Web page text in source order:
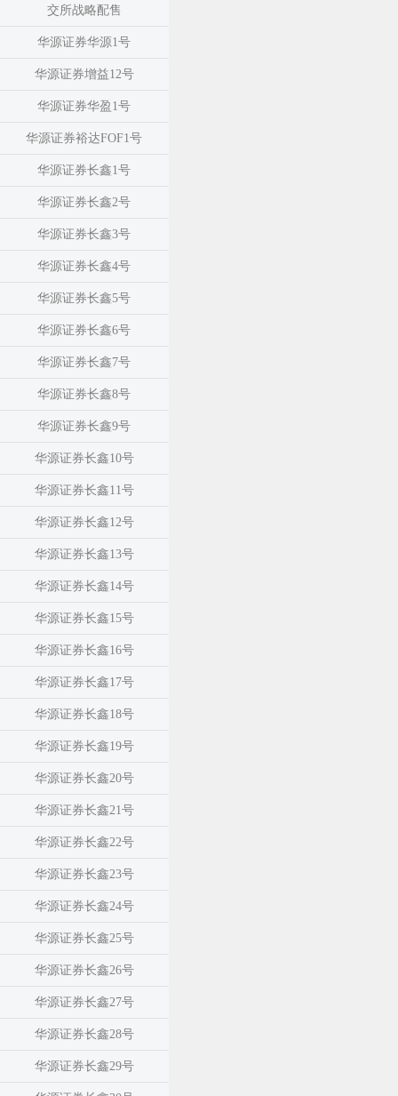
交所战略配售
华源证券华源1号
华源证券增益12号
华源证券华盈1号
华源证券裕达FOF1号
华源证券长鑫1号
华源证券长鑫2号
华源证券长鑫3号
华源证券长鑫4号
华源证券长鑫5号
华源证券长鑫6号
华源证券长鑫7号
华源证券长鑫8号
华源证券长鑫9号
华源证券长鑫10号
华源证券长鑫11号
华源证券长鑫12号
华源证券长鑫13号
华源证券长鑫14号
华源证券长鑫15号
华源证券长鑫16号
华源证券长鑫17号
华源证券长鑫18号
华源证券长鑫19号
华源证券长鑫20号
华源证券长鑫21号
华源证券长鑫22号
华源证券长鑫23号
华源证券长鑫24号
华源证券长鑫25号
华源证券长鑫26号
华源证券长鑫27号
华源证券长鑫28号
华源证券长鑫29号